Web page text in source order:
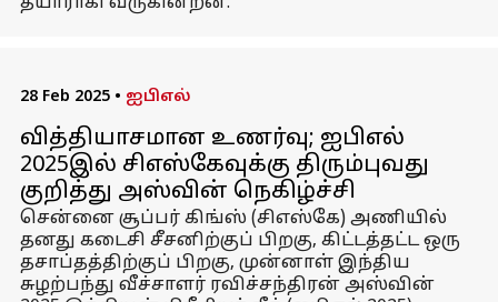
28 Feb 2025 • ஐபிஎல்
வித்தியாசமான உணர்வு; ஐபிஎல்
2025இல் சிஎஸ்கேவுக்கு திரும்புவது
குறித்து அஸ்வின் நெகிழ்ச்சி
சென்னை சூப்பர் கிங்ஸ் (சிஎஸ்கே) அணியில்
தனது கடைசி சீசனிற்குப் பிறகு, கிட்டத்தட்ட ஒரு
தசாப்தத்திற்குப் பிறகு, முன்னாள் இந்திய
சுழற்பந்து வீச்சாளர் ரவிச்சந்திரன் அஸ்வின்